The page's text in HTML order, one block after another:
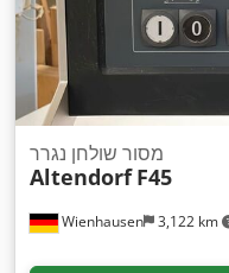
Wienhausen 3,122 km
מסור שולחן נגרר
Altendorf F45